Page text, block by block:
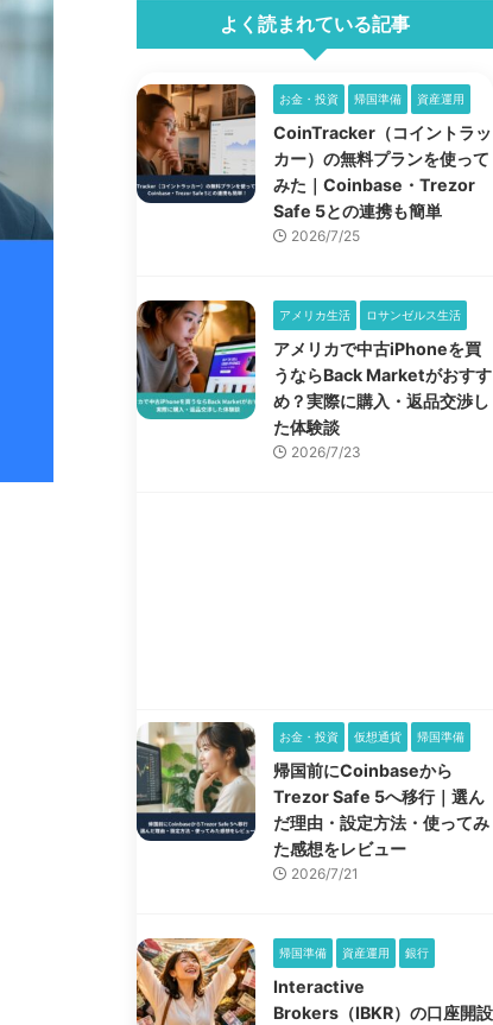
よく読まれている記事
お金・投資 帰国準備 資産運用
CoinTracker（コイントラッ
カー）の無料プランを使って
みた｜Coinbase・Trezor
Safe 5との連携も簡単
2026/7/25
アメリカ生活 ロサンゼルス生活
アメリカで中古iPhoneを買
うならBack Marketがおすす
め？実際に購入・返品交渉し
た体験談
2026/7/23
お金・投資 仮想通貨 帰国準備
帰国前にCoinbaseから
Trezor Safe 5へ移行｜選ん
だ理由・設定方法・使ってみ
た感想をレビュー
2026/7/21
帰国準備 資産運用 銀行
Interactive
Brokers（IBKR）の口座開設